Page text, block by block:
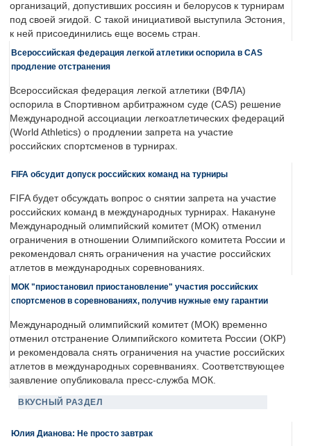
организаций, допустивших россиян и белорусов к турнирам
под своей эгидой. С такой инициативой выступила Эстония,
к ней присоединились еще восемь стран.
Всероссийская федерация легкой атлетики оспорила в CAS
продление отстранения
Всероссийская федерация легкой атлетики (ВФЛА)
оспорила в Спортивном арбитражном суде (CAS) решение
Международной ассоциации легкоатлетических федераций
(World Athletics) о продлении запрета на участие
российских спортсменов в турнирах.
FIFA обсудит допуск российских команд на турниры
FIFA будет обсуждать вопрос о снятии запрета на участие
российских команд в международных турнирах. Накануне
Международный олимпийский комитет (МОК) отменил
ограничения в отношении Олимпийского комитета России и
рекомендовал снять ограничения на участие российских
атлетов в международных соревнованиях.
МОК "приостановил приостановление" участия российских
спортсменов в соревнованиях, получив нужные ему гарантии
Международный олимпийский комитет (МОК) временно
отменил отстранение Олимпийского комитета России (ОКР)
и рекомендовала снять ограничения на участие российских
атлетов в международных соревнваниях. Соответствующее
заявление опубликовала пресс-служба МОК.
ВКУСНЫЙ РАЗДЕЛ
Юлия Дианова: Не просто завтрак